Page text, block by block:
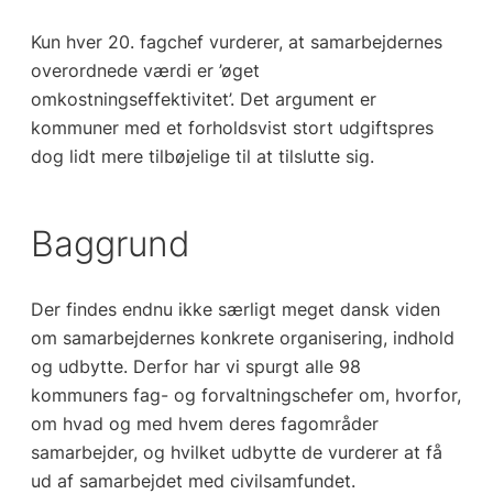
Kun hver 20. fagchef vurderer, at samarbejdernes
overordnede værdi er ’øget
omkostningseffektivitet’. Det argument er
kommuner med et forholdsvist stort udgiftspres
dog lidt mere tilbøjelige til at tilslutte sig.
Baggrund
Der findes endnu ikke særligt meget dansk viden
om samarbejdernes konkrete organisering, indhold
og udbytte. Derfor har vi spurgt alle 98
kommuners fag- og forvaltningschefer om, hvorfor,
om hvad og med hvem deres fagområder
samarbejder, og hvilket udbytte de vurderer at få
ud af samarbejdet med civilsamfundet.